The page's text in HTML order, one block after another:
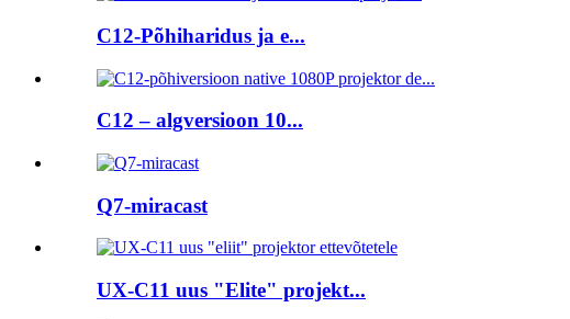
C12-Põhiharidus ja e...
C12 – algversioon 10...
Q7-miracast
UX-C11 uus "Elite" projekt...